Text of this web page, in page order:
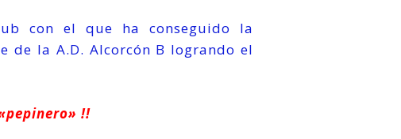
con el que ha conseguido la
de la A.D. Alcorcón B logrando el
!!